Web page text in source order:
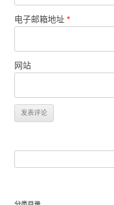
电子邮箱地址 *
网站